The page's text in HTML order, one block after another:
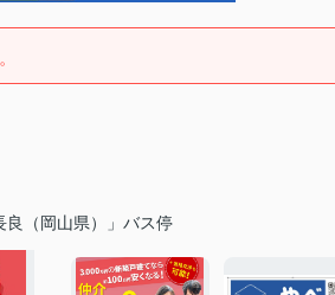
良（岡山県）」バス停